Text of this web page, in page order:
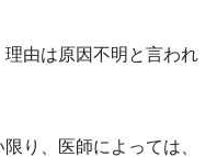
由は原因不明と言われ
り、医師によっては、